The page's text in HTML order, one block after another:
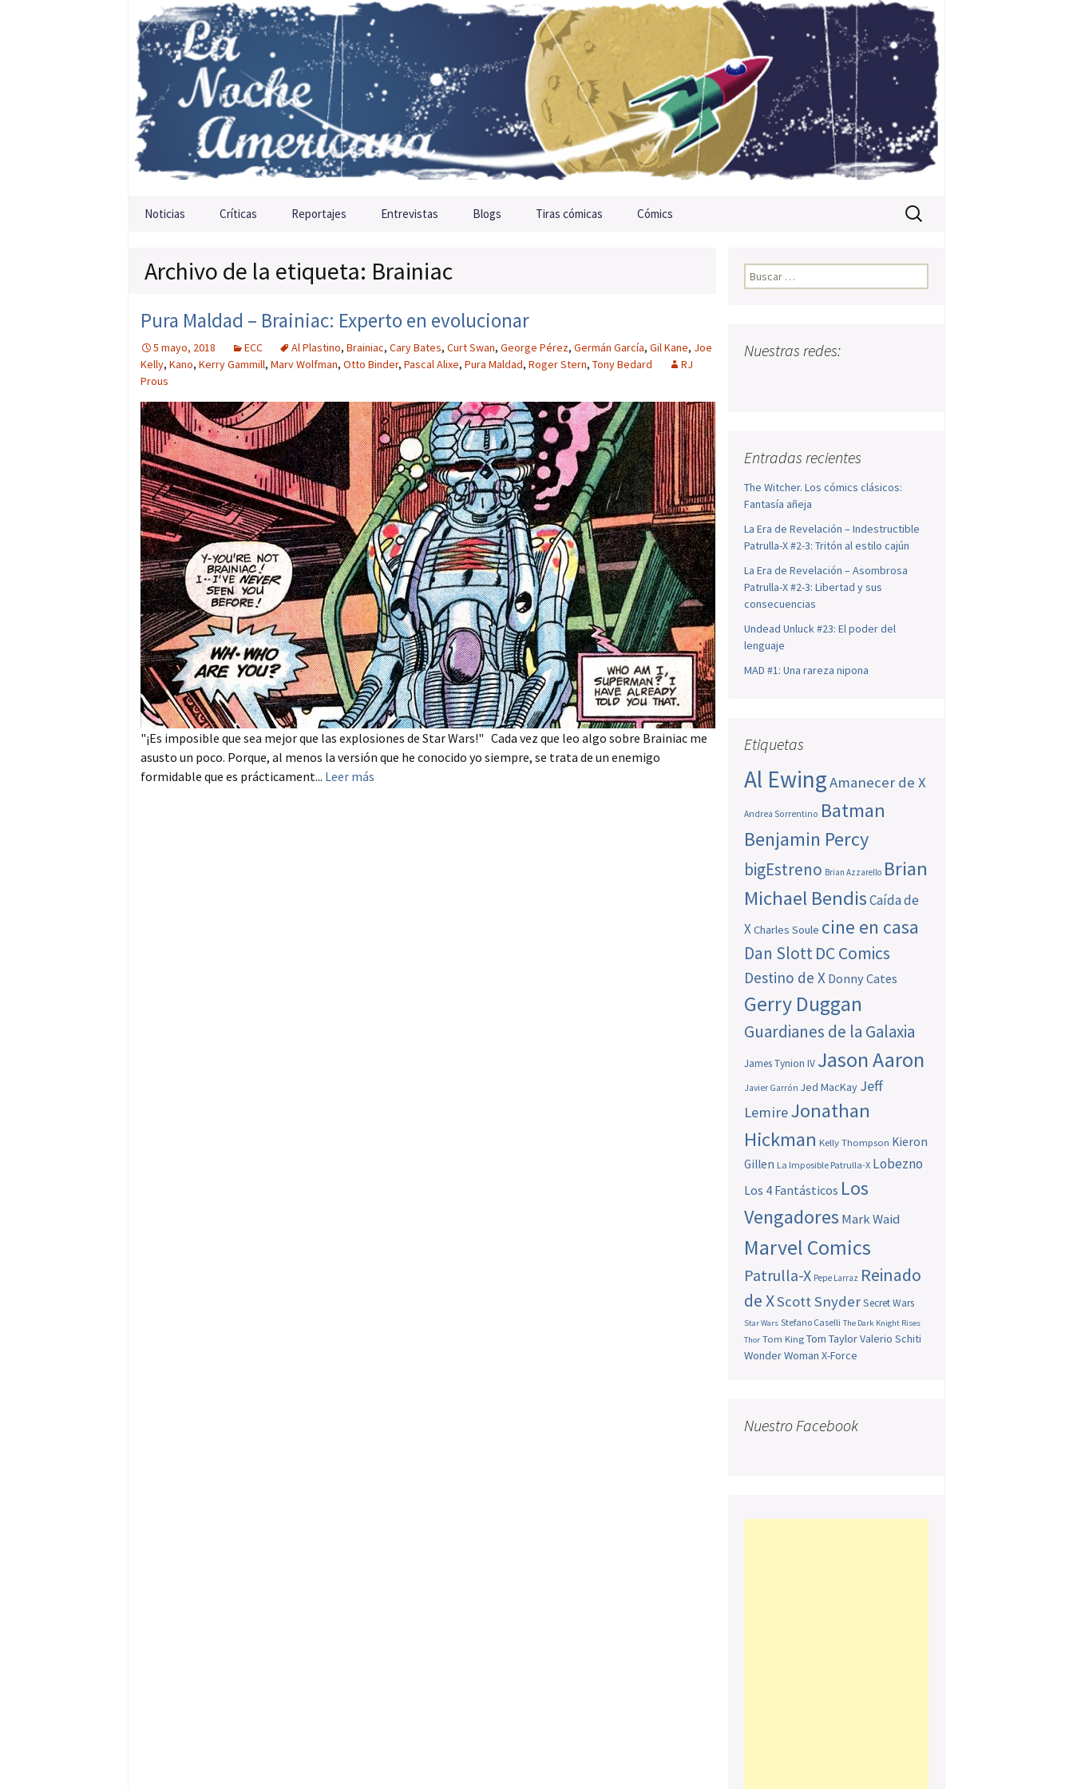
Saltar al contenido
Noticias Críticas Reportajes Entrevistas Blogs Tiras cómicas Cómics Buscar:
Archivo de la etiqueta: Brainiac
Pura Maldad – Brainiac: Experto en evolucionar
5 mayo, 2018 ECC Al Plastino, Brainiac, Cary Bates, Curt Swan, George Pérez, Germán García, Gil Kane, Joe
Kelly, Kano, Kerry Gammill, Marv Wolfman, Otto Binder, Pascal Alixe, Pura Maldad, Roger Stern, Tony Bedard
RJ
Prous
"¡Es imposible que sea mejor que las explosiones de Star Wars!" Cada vez que leo algo sobre Brainiac me
asusto un poco. Porque, al menos la versión que he conocido yo siempre, se trata de un enemigo
formidable que es prácticament... Leer más
Buscar:
Nuestras redes:
Entradas recientes
The Witcher. Los cómics clásicos:
Fantasía añeja
La Era de Revelación – Indestructible
Patrulla-X #2-3: Tritón al estilo cajún
La Era de Revelación – Asombrosa
Patrulla-X #2-3: Libertad y sus
consecuencias
Undead Unluck #23: El poder del
lenguaje
MAD #1: Una rareza nipona
Etiquetas
Al EwingAmanecer de X
Andrea Sorrentino Batman
Benjamin Percy
bigEstreno Brian Azzarello Brian
Michael BendisCaída de
XCharles Soule cine en casa
Dan SlottDC Comics
Destino de X Donny Cates
Gerry Duggan
Guardianes de la Galaxia
James Tynion IV Jason Aaron
Javier Garrón Jed MacKay Jeff
LemireJonathan
Hickman Kelly Thompson Kieron
Gillen La Imposible Patrulla-X Lobezno
Los 4 Fantásticos Los
Vengadores Mark Waid
Marvel Comics
Patrulla-X Pepe Larraz Reinado
de XScott SnyderSecret Wars
Star Wars Stefano Caselli The Dark Knight Rises
Thor Tom King Tom TaylorValerio Schiti
Wonder Woman X-Force
Nuestro Facebook